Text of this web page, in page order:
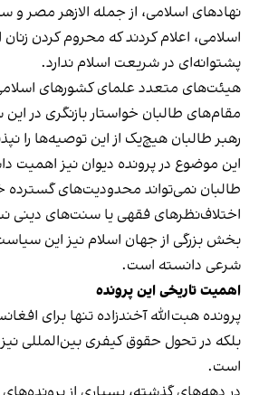
نهادهای اسلامی، از جمله الازهر مصر و
اسلامی، اعلام کردند که محروم کردن زنان
پشتوانه‌ای در شریعت اسلام ندارد.
هیئت‌های متعدد علمای کشورهای اسلامی
مقام‌های طالبان خواستار بازنگری در
رهبر طالبان هیچ‌یک از این توصیه‌ها را
این موضوع در پرونده دیوان نیز اهمیت
طالبان نمی‌تواند محدودیت‌های گسترده
اختلاف‌نظرهای فقهی یا سنت‌های دینی
بخش بزرگی از جهان اسلام نیز این
شرعی دانسته است.
اهمیت تاریخی این پرونده
پرونده هبت‌الله آخندزاده تنها برای
بلکه در تحول حقوق کیفری بین‌المللی نیز
است.